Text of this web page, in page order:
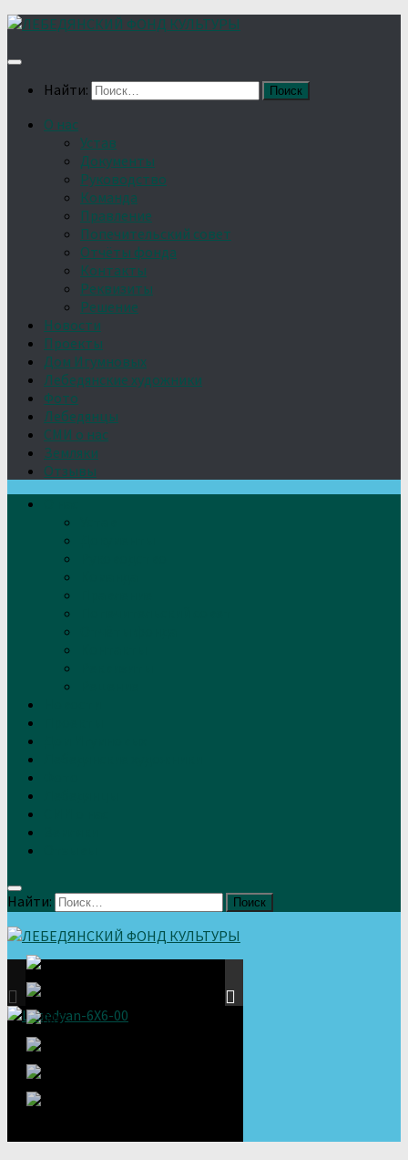
Найти:
О нас
Устав
Документы
Руководство
Команда
Правление
Попечительский совет
Отчёты фонда
Контакты
Реквизиты
Решение
Новости
Проекты
Дом Игумновых
Лебедянские художники
Фото
Лебедянцы
СМИ о нас
Земляки
Отзывы
Найти: